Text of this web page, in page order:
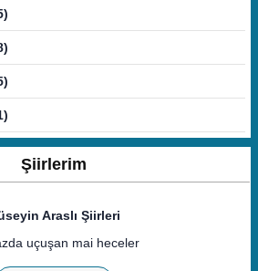
Şiirlerim
Araslı Şiirleri
uçuşan mai heceler